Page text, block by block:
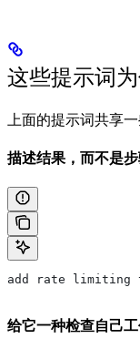
这些提示词
上面的提示词共享
描述结果，而不是步
add rate limiting
给它一种检查自己工